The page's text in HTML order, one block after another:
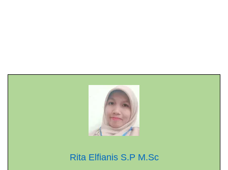
Rita Elfianis S.P M.Sc